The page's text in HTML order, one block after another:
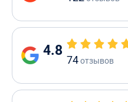
4.8
74отзывов